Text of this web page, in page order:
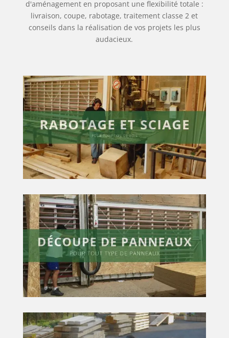
d'aménagement en proposant une flexibilité totale :
livraison, coupe, rabotage, traitement classe 2 et
conseils dans la réalisation de vos projets les plus
audacieux.